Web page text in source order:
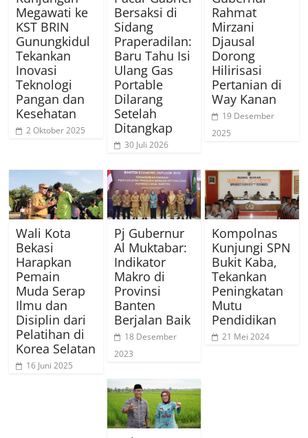
Megawati ke
KST BRIN
Gunungkidul
Tekankan
Inovasi
Teknologi
Pangan dan
Kesehatan
2 Oktober 2025
Bersaksi di
Sidang
Praperadilan:
Baru Tahu Isi
Ulang Gas
Portable
Dilarang
Setelah
Ditangkap
30 Juli 2026
Rahmat
Mirzani
Djausal
Dorong
Hilirisasi
Pertanian di
Way Kanan
19 Desember
2025
Wali Kota
Bekasi
Harapkan
Pemain
Muda Serap
Ilmu dan
Disiplin dari
Pelatihan di
Korea Selatan
16 Juni 2025
Pj Gubernur
Al Muktabar:
Indikator
Makro di
Provinsi
Banten
Berjalan Baik
18 Desember
2023
Kompolnas
Kunjungi SPN
Bukit Kaba,
Tekankan
Peningkatan
Mutu
Pendidikan
21 Mei 2024